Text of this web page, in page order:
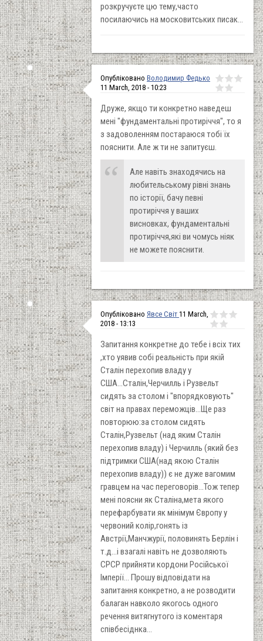
розкручуєте цю тему,часто
посилаючись на московитських писак...
Опубліковано Володимир Федько
11 March, 2018 - 10:23
Друже, якщо ти конкретно наведеш
мені "фундаментальні протиріччя", то я
з задоволенням постараюся тобі їх
пояснити. Але ж ти не запитуєш.
Але навіть знаходячись на
любительському рівні знань
по історії, бачу певні
протиріччя у ваших
висновках, фундаментальні
протиріччя,які ви чомусь ніяк
не можете пояснити.
Опубліковано Явсе Світ 11 March,
2018 - 13:13
Запитання конкретне до тебе і всіх тих
,хто уявив собі реальність при якій
Сталін перехопив владу у
США...Сталін,Черчилль і Рузвельт
сидять за столом і "впорядковують"
світ на правах переможців...Ще раз
повторюю:за столом сидять
Сталін,Рузвельт (над яким Сталін
перехопив владу) і Черчилль (який без
підтримки США(над якою Сталін
перехопив владу)) є не дуже вагомим
гравцем на час переговорів...Тож тепер
мені поясни як Сталіна,мета якого
перефарбувати як мінімум Європу у
червоний колір,гонять із
Австрії,Манчжурії, половинять Берлін і
т.д...і взагалі навіть не дозволяють
СРСР прийняти кордони Російської
Імперії... Прошу відповідати на
запитання конкретно, а не розводити
балаган навколо якогось одного
речення витягнутого із коментаря
співбесіднка...